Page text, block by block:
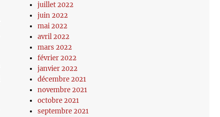
juillet 2022
juin 2022
mai 2022
avril 2022
mars 2022
février 2022
janvier 2022
décembre 2021
novembre 2021
octobre 2021
septembre 2021